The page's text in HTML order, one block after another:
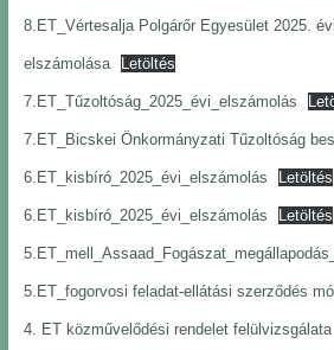
8.ET_Vértesalja Polgárőr Egyesület 2025.
elszámolása Letöltés
7.ET_Tűzoltóság_2025_évi_elszámolás
7.ET_Bicskei Önkormányzati Tűzoltóság
6.ET_kisbíró_2025_évi_elszámolás Letöltés
6.ET_kisbíró_2025_évi_elszámolás Letöltés
5.ET_fogorvosi feladat-ellátási szerződés
4. ET közművelődési rendelet felülvizsgálata